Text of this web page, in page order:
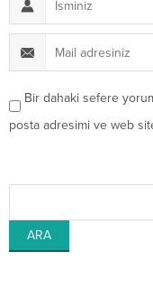
Bir dahaki sefere
posta adresimi ve web